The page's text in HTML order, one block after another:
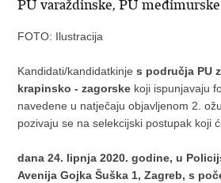
PU varaždinske, PU
FOTO: Ilustracija
Kandidati/kandidatkinjes područja PU
krapinsko - zagorske koji ispunjavaju
navedene u natječaju objavljenom 2.
pozivaju se na selekcijski postupak koji
dana 24. lipnja 2020. godine, u
Avenija Gojka Šuška 1, Zagreb, s